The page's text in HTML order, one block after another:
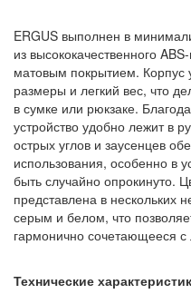
ERGUS выполнен в
из высококачественного
матовым покрытием. Корпус
размеры и легкий вес, что
в сумке или рюкзаке.
устройство удобно лежит в
острых углов и заусенцев
использования, особенно в
быть случайно опрокинуто.
представлена в нескольких
серым и белом, что
гармонично сочетающееся
Технические